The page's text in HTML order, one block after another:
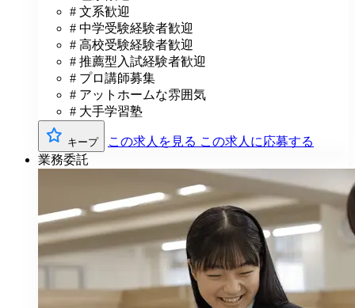
# 文系歓迎
# 中学受験経験者歓迎
# 高校受験経験者歓迎
# 推薦型入試経験者歓迎
# プロ講師募集
# アットホームな雰囲気
# 大手学習塾
キープ この求人を見る この求人に応募する
業務委託